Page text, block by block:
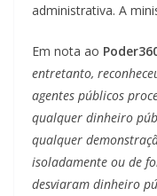
administrativa. A
Em nota ao
entretanto,
agentes públicos
qualquer dinheiro
qualquer
isoladamente ou de
desviaram dinheiro